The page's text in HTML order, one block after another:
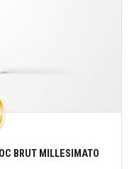
BRUT MILLESIMATO